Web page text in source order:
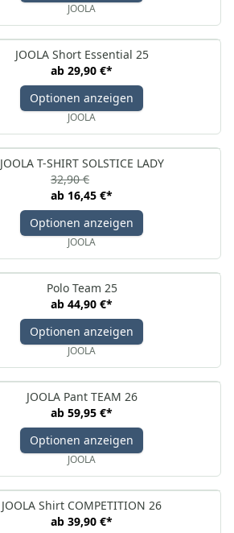
JOOLA
JOOLA Short Essential 25
ab 29,90 €*
Optionen anzeigen
JOOLA
JOOLA T-SHIRT SOLSTICE LADY
ab 16,45 €*
32,90 €
Optionen anzeigen
JOOLA
Polo Team 25
ab 44,90 €*
Optionen anzeigen
JOOLA
JOOLA Pant TEAM 26
ab 59,95 €*
Optionen anzeigen
JOOLA
JOOLA Shirt COMPETITION 26
ab 39,90 €*